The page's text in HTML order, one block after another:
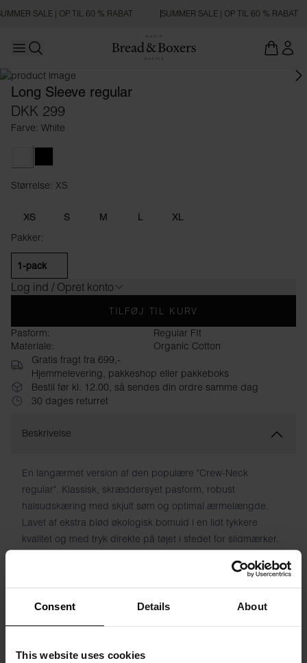
Consent Details About
This website uses cookies
SALE | OP TIL 60 % RABAT SUMMER SALE | OP TIL 60 % RABAT
Open main menu
Long Sleeve regular
DKK 299
Farve: White
Størrelse: XS
XS S M L XL
Pakker:
1-pack
Log ind / Opret konto
TILFØJ TIL KURV
Pasform:
Regular FIt
Materiale:
Organic Cotton
Gratis fragt fra 699,-
Hjemmelevering, pakkeshop eller pakkeboks
Bestil før kl. 12.00, så sendes din ordre samme dag
30 dages returret
Beskrivelse
En langærmet version af den populære "Crew-Neck
regular". Klassisk, skræddersyet pasform, robust
halsudskæring med skjult søm og optimal ærmelængde.
Lavet af ekstra blød økologisk bomuld i en lidt tykkere
kvalitet og med tryk direkte på tøjet i stedet for slidmærker.
basisgarderobe.
Modellen på billedet er 185 cm høj og bruger størrelse M.